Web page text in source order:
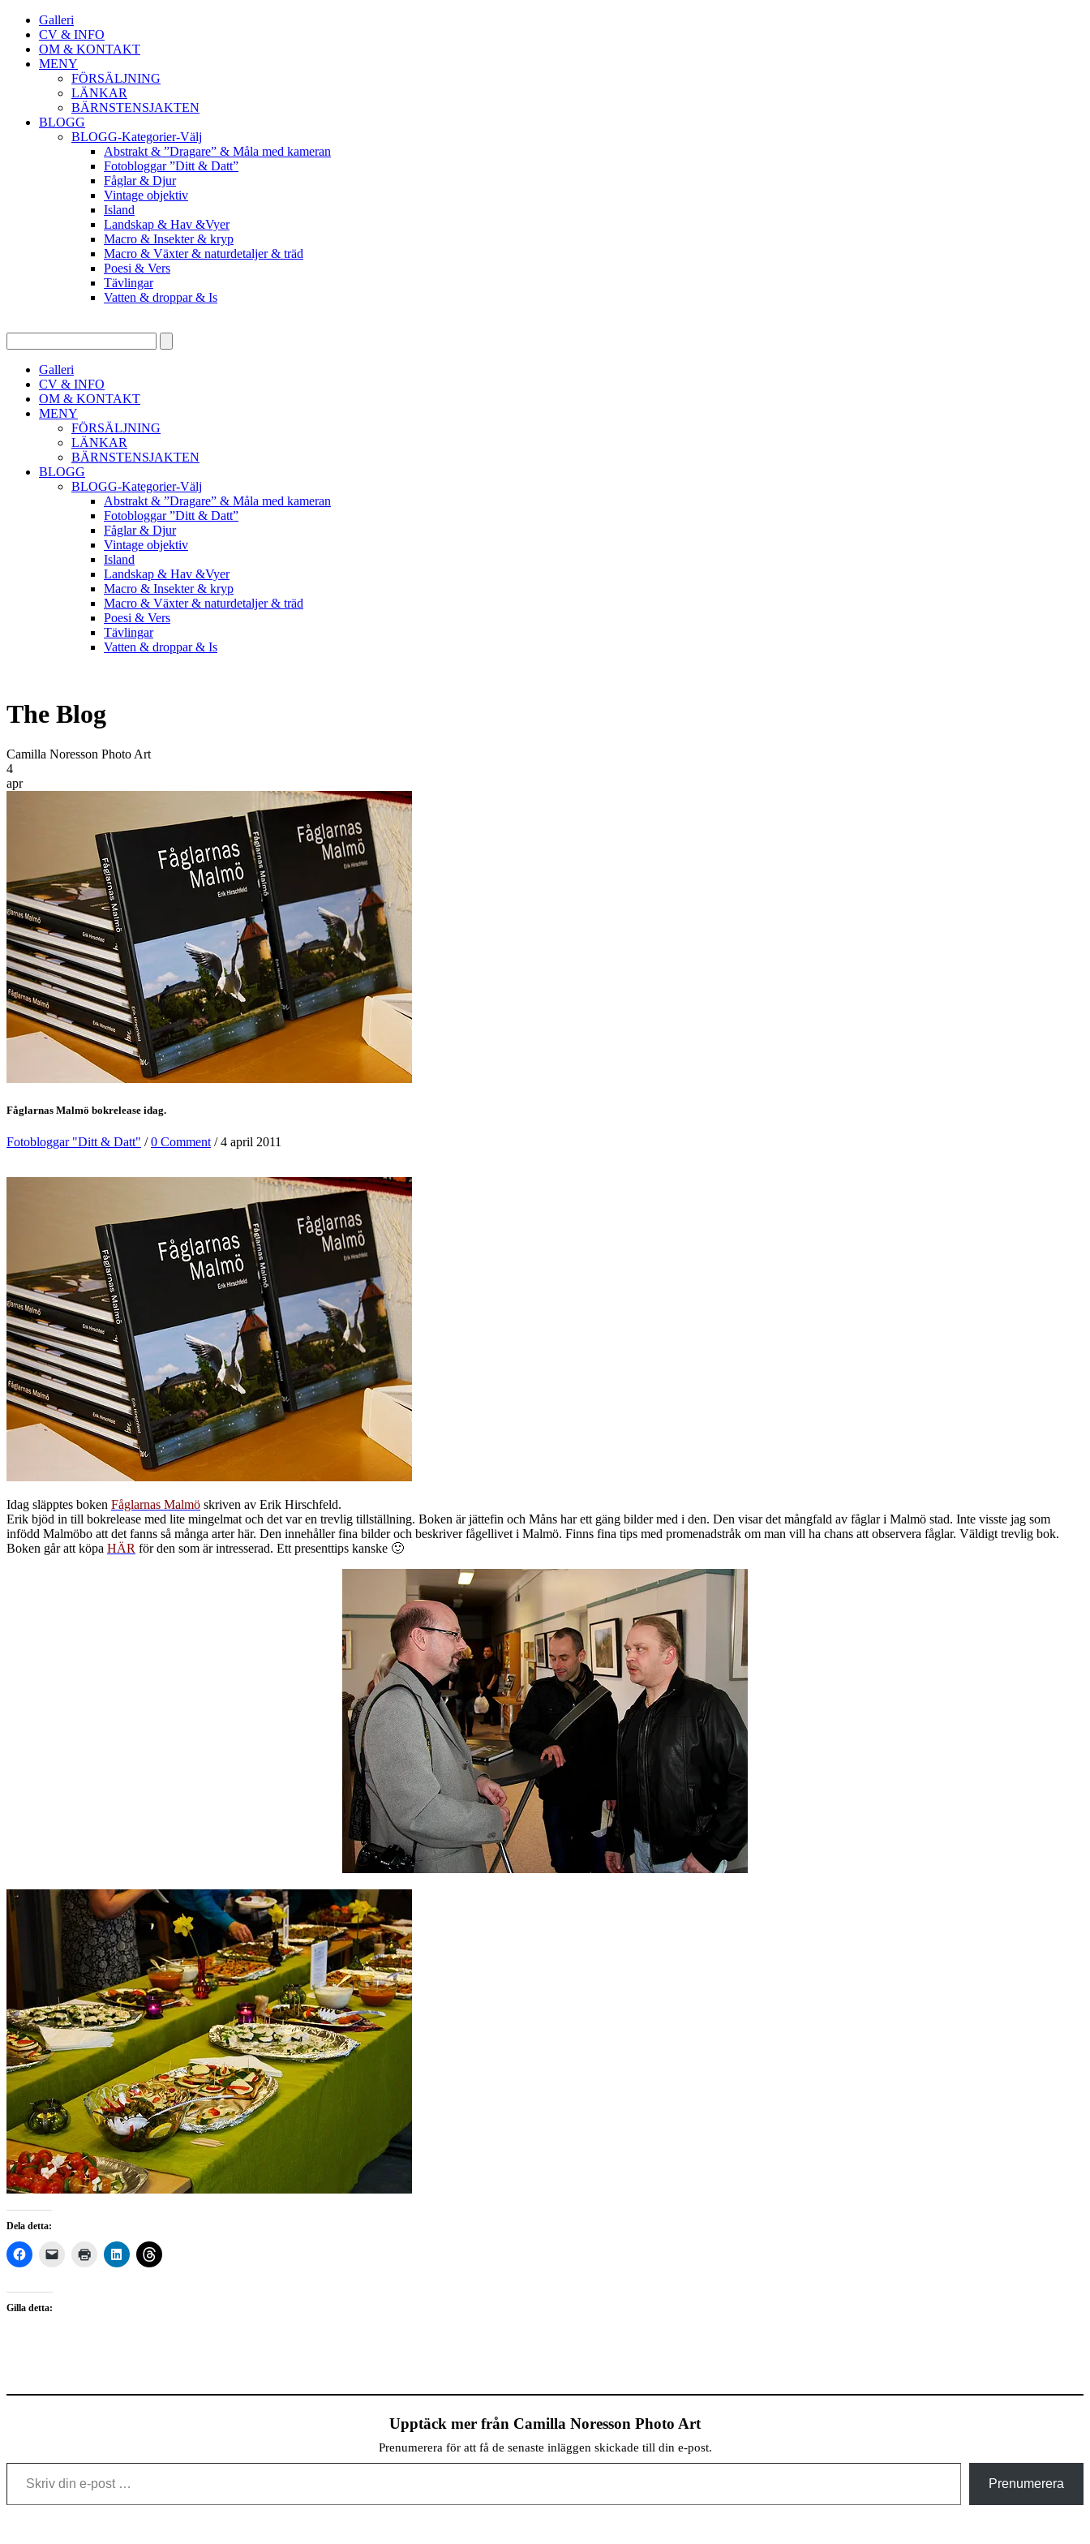
Galleri
CV & INFO
OM & KONTAKT
MENY
FÖRSÄLJNING
LÄNKAR
BÄRNSTENSJAKTEN
BLOGG
BLOGG-Kategorier-Välj
Abstrakt & ”Dragare” & Måla med kameran
Fotobloggar ”Ditt & Datt”
Fåglar & Djur
Vintage objektiv
Island
Landskap & Hav &Vyer
Macro & Insekter & kryp
Macro & Växter & naturdetaljer & träd
Poesi & Vers
Tävlingar
Vatten & droppar & Is
Galleri
CV & INFO
OM & KONTAKT
MENY
FÖRSÄLJNING
LÄNKAR
BÄRNSTENSJAKTEN
BLOGG
BLOGG-Kategorier-Välj
Abstrakt & ”Dragare” & Måla med kameran
Fotobloggar ”Ditt & Datt”
Fåglar & Djur
Vintage objektiv
Island
Landskap & Hav &Vyer
Macro & Insekter & kryp
Macro & Växter & naturdetaljer & träd
Poesi & Vers
Tävlingar
Vatten & droppar & Is
The Blog
Camilla Noresson Photo Art
4
apr
Fåglarnas Malmö bokrelease idag.
Fotobloggar "Ditt & Datt" /0 Comment / 4 april 2011
Idag släpptes boken Fåglarnas Malmö skriven av Erik Hirschfeld.
Erik bjöd in till bokrelease med lite mingelmat och det var en trevlig tillställning. Boken är jättefin och Måns har ett gäng bilder med i den. Den visar det mångfald av fåglar i Malmö stad. Inte visste jag som
infödd Malmöbo att det fanns så många arter här. Den innehåller fina bilder och beskriver fågellivet i Malmö. Finns fina tips med promenadstråk om man vill ha chans att observera fåglar. Väldigt trevlig bok.
Boken går att köpa HÄR för den som är intresserad. Ett presenttips kanske 🙂
Dela detta:
Gilla detta:
Upptäck mer från Camilla Noresson Photo Art
Prenumerera för att få de senaste inläggen skickade till din e-post.
Skriv din e-post …
Prenumerera